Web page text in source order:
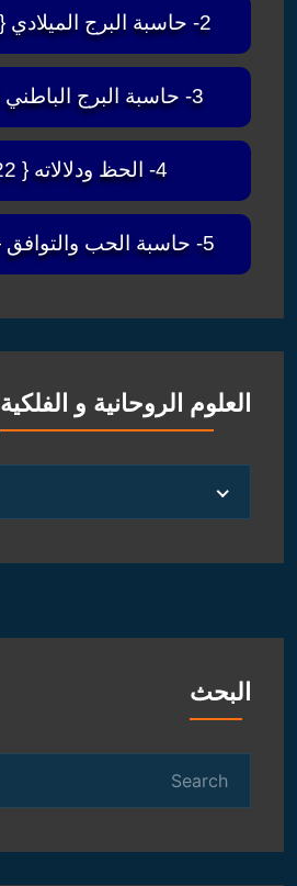
2- حاسبة البرج الميلادي { مواليدك }
3- حاسبة البرج الباطني { العربي }
4- الحظ ودلالاته { 2022 }
5- حاسبة الحب والتوافق { للشراكة }
العلوم الروحانية و الفلكية
الروحانية
الفلكية
البحث